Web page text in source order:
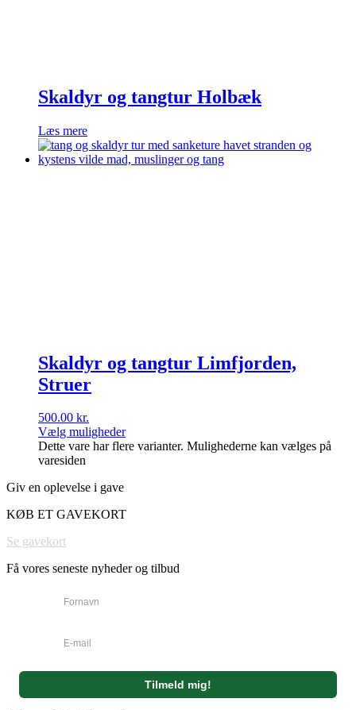
Skaldyr og tangtur Holbæk
Læs mere
Skaldyr og tangtur Limfjorden,
Struer
500.00 kr.
Vælg muligheder
Dette vare har flere varianter. Mulighederne kan vælges på
varesiden
Giv en oplevelse i gave
KØB ET GAVEKORT
Se gavekort
Få vores seneste nyheder og tilbud